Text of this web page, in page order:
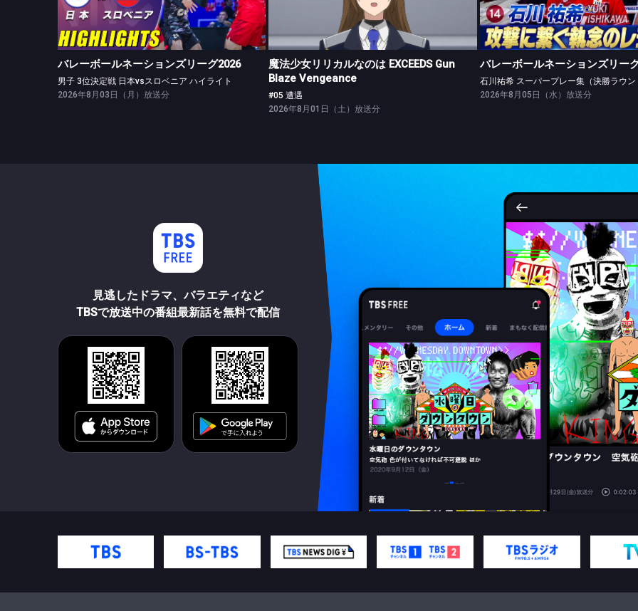
男子 3位決定戦 日本vsスロベニア ハイライト
バレーボールネーションズリーグ2026
男子 3位決定戦 日本vsスロベニア ハイライト
2026年8月03日（月）放送分
#05 遭遇
魔法少女リリカルなのは EXCEEDS Gun
Blaze Vengeance
#05 遭遇
2026年8月01日（土）放送分
石川祐希 スーパープレー集（決勝ラ
バレーボールネーションズリー
石川祐希 スーパープレー集（決勝ラウン
2026年8月05日（水）放送分
見逃したドラマ、バラエティなど
TBSで放送中の番組最新話を無料で配信